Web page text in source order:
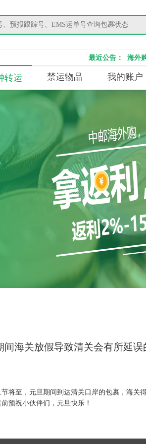
最近公告： 海外
转运 禁运物品 我的账户
海关放假导致清关会有所延误
将至，元旦期间到达清关口岸的包裹，海
预祝小伙伴们，元旦快乐！